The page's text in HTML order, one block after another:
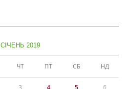
СІЧЕНЬ 2019
ЧТ ПТ СБ НД
3 4 5 6